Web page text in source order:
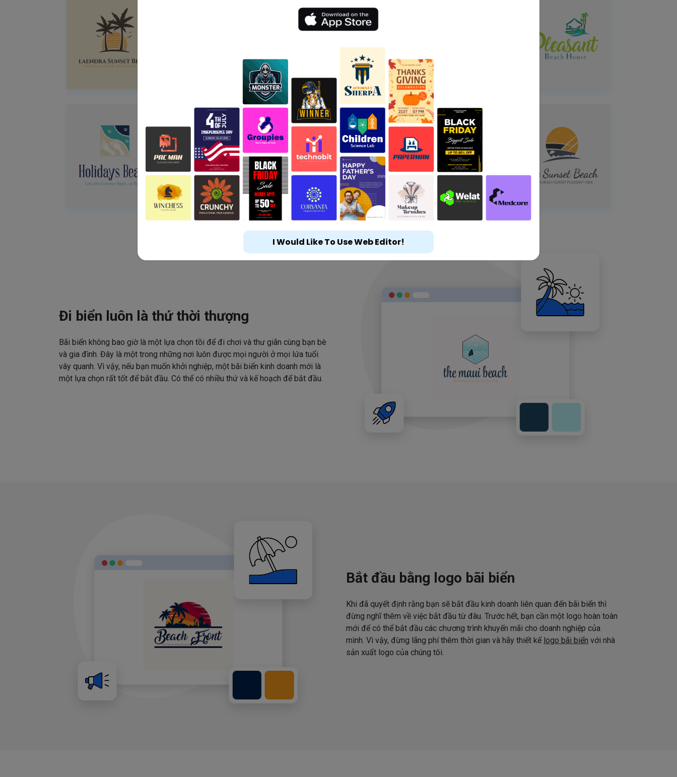
Đi biển luôn là thứ thời thượng
Bãi biển không bao giờ là một lựa chọn tồi để đi chơi và thư giãn cùng bạn bè
và gia đình. Đây là một trong những nơi luôn được mọi người ở mọi lứa tuổi
vây quanh. Vì vậy, nếu bạn muốn khởi nghiệp, một bãi biển kinh doanh mới là
một lựa chọn rất tốt để bắt đầu. Có thể có nhiều thứ và kế hoạch để bắt đầu.
Bắt đầu bằng logo bãi biển
Khi đã quyết định rằng bạn sẽ bắt đầu kinh doanh liên quan đến bãi biển thì
đừng nghĩ thêm về việc bắt đầu từ đâu. Trước hết, bạn cần một logo hoàn toàn
mới để có thể bắt đầu các chương trình khuyến mãi cho doanh nghiệp của
mình. Vì vậy, đừng lãng phí thêm thời gian và hãy thiết kế logo bãi biển với nhà
sản xuất logo của chúng tôi.
I Would Like To Use Web Editor!